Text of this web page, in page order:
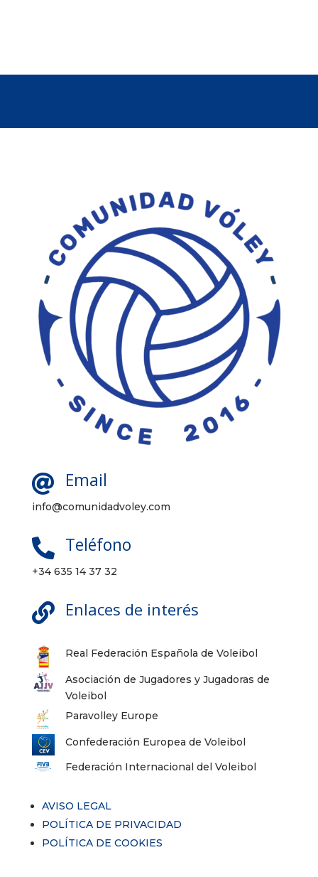
 Email
info@comunidadvoley.com
 Teléfono
+34 635 14 37 32
 Enlaces de interés
Real Federación Española de Voleibol
Asociación de Jugadores y Jugadoras de
Voleibol
Paravolley Europe
Confederación Europea de Voleibol
Federación Internacional del Voleibol
AVISO LEGAL
POLÍTICA DE PRIVACIDAD
POLÍTICA DE COOKIES